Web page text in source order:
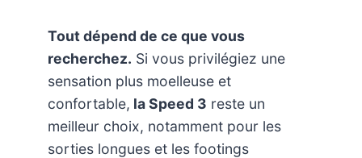
Tout dépend de ce que vous
recherchez. Si vous privilégiez une
sensation plus moelleuse et
confortable, la Speed 3 reste un
meilleur choix, notamment pour les
sorties longues et les footings